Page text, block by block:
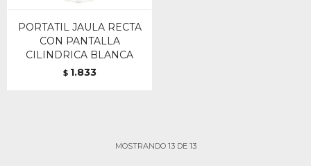
PORTATIL JAULA RECTA
CON PANTALLA
CILINDRICA BLANCA
$ 1.833
MOSTRANDO 13DE 13